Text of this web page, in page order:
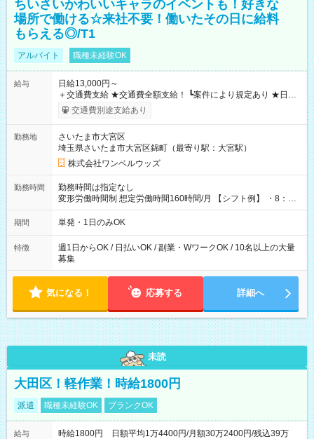
ちいさいかわいいキャラのイベントも！好きな
場所で働ける☆来社不要！働いたその日に給料
もらえる◎/T1
アルバイト 職種未経験OK
給与
日給13,000円～
＋交通費支給 ★交通費全額支給！ ┗案件により規定あり ★日払
いOK！（規定あり） ┗働いたその日に現金GET♪ お仕事後はコ
ンビニATMから 日払い分を引き落とせます！ 【試用期間】試
交通費別途支給あり
勤務地
さいたま市大宮区
埼玉県さいたま市大宮区錦町（最寄り駅：大宮駅）
株式会社ワンベルウッズ
勤務時間
勤務時間は指定なし
変形労働時間制 想定労働時間160時間/月 【シフト例】 ・8：00
～21：00
期間 単発・1日のみOK
特徴
週1日からOK / 日払いOK / 副業・WワークOK / 10名以上の大量
募集
気になる！ 応募する 詳細へ
未読
大田区！軽作業！時給1800円
派遣 職種未経験OK ブランクOK
給与
時給1800円 日額平均1万4400円/月額30万2400円/残込39万